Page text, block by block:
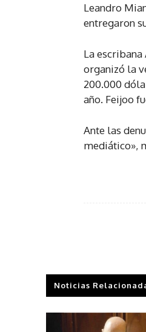
Leandro
entregaron
La
organizó la
200.000
año. Feijoo
Ante las
mediático»,
Noticias